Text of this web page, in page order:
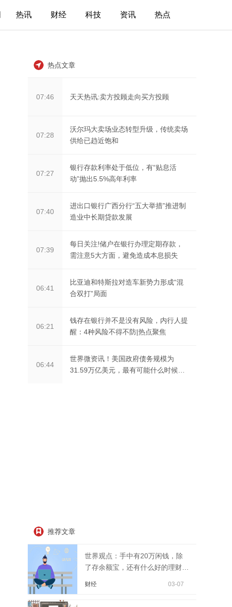
热讯 财经 科技 资讯 热点
热点文章
07:46 天天热讯:卖方投顾走向买方投顾
07:28
沃尔玛大卖场业态转型升级，传统卖场
供给已趋近饱和
07:27
银行存款利率处于低位，有“贴息活
动”抛出5.5%高年利率
07:40
进出口银行广西分行“五大举措”推进制
造业中长期贷款发展
07:39
每日关注!储户在银行办理定期存款，
需注意5大方面，避免造成本息损失
06:41
比亚迪和特斯拉对造车新势力形成“混
合双打”局面
06:21
钱存在银行并不是没有风险，内行人提
醒：4种风险不得不防|热点聚焦
06:44
世界微资讯！美国政府债务规模为
31.59万亿美元，最有可能什么时候违
推荐文章
世界观点：手中有20万闲钱，除
了存余额宝，还有什么好的理财方
财经 03-07